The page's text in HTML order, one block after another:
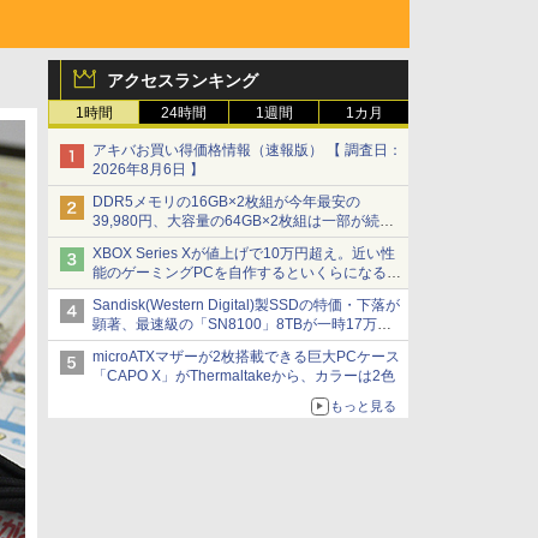
アクセスランキング
1時間 24時間 1週間 1カ月
アキバお買い得価格情報（速報版） 【 調査日：
2026年8月6日 】
DDR5メモリの16GB×2枚組が今年最安の
39,980円、大容量の64GB×2枚組は一部が続騰
[8月前半のメモリ価格]
XBOX Series Xが値上げで10万円超え。近い性
能のゲーミングPCを自作するといくらになる？
【石田賀津男の『酒の肴にPCゲーム』】
Sandisk(Western Digital)製SSDの特価・下落が
顕著、最速級の「SN8100」8TBが一時17万円
割れ [8月前半のSSD価格]
microATXマザーが2枚搭載できる巨大PCケース
「CAPO X」がThermaltakeから、カラーは2色
もっと見る